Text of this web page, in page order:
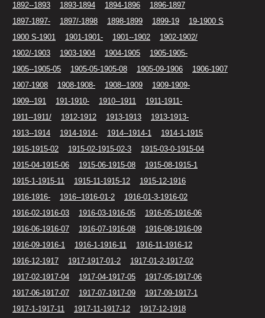
1892--1893
1893-1894 1894-1896
1896-1897
1897-1897-
1897/-1898 1898-1899 1899-19
19-1900 S
1900 S-1901
1901-1901- 1901--1902
1902-1902/
1902/-1903
1903-1904 1904-1905
1905-1905-
1905--1905-05
1905-05-1905-08 1905-09-1906
1906-1907
1907-1908
1908-1908- 1908--1909
1909-1909-
1909--191
191-1910- 1910--1911
1911-1911-
1911--1911/
1912-1912 1913-1913
1913-1913-
1913--1914
1914-1914- 1914--1914-1
1914-1-1915
1915-1915-02
1915-02-1915-02-3
1915-03-0-1915-04
1915-04-1915-06
1915-06-1915-08
1915-08-1915-1
1915-1-1915-11
1915-11-1915-12
1915-12-1916
1916-1916-
1916--1916-01-2
1916-01-3-1916-02
1916-02-1916-03
1916-03-1916-05
1916-05-1916-06
1916-06-1916-07
1916-07-1916-08
1916-08-1916-09
1916-09-1916-1
1916-1-1916-11
1916-11-1916-12
1916-12-1917
1917-1917-01-2
1917-01-2-1917-02
1917-02-1917-04
1917-04-1917-05
1917-05-1917-06
1917-06-1917-07
1917-07-1917-09
1917-09-1917-1
1917-1-1917-11
1917-11-1917-12
1917-12-1918